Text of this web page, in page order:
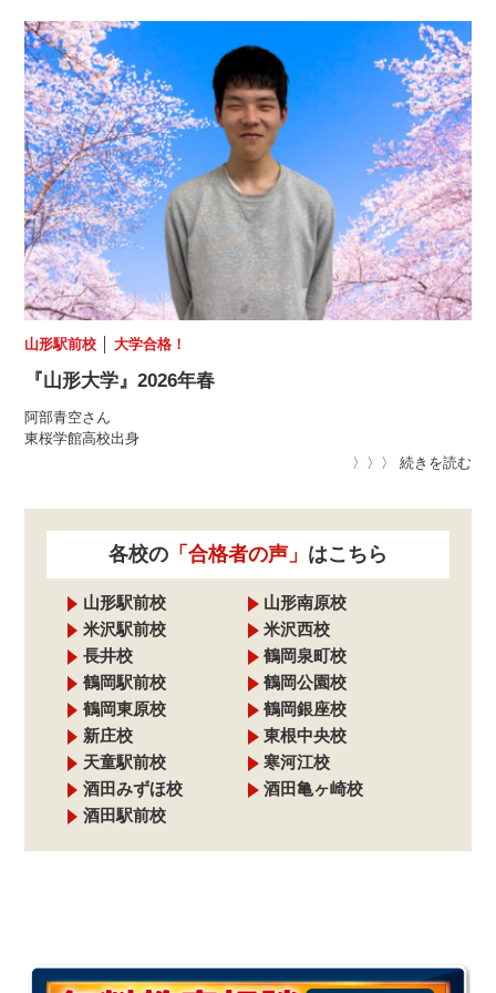
山形駅前校 │大学合格！
『山形大学』2026年春
阿部青空さん
東桜学館高校出身
〉〉〉
続きを読む
各校の 「合格者の声」 はこちら
山形駅前校
山形南原校
米沢駅前校
米沢西校
長井校
鶴岡泉町校
鶴岡駅前校
鶴岡公園校
鶴岡東原校
鶴岡銀座校
新庄校
東根中央校
天童駅前校
寒河江校
酒田みずほ校
酒田亀ヶ崎校
酒田駅前校